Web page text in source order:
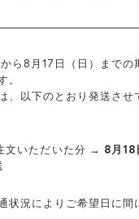
ら8月17日（日）までの
。
、以下のとおり発送させ
文いただいた分 → 8月18
状況によりご希望日に間